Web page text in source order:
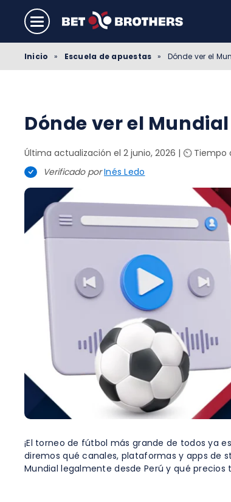
Inicio » Escuela de apuestas » Dónde ver el
Dónde ver el Mundial
Última actualización el 2 junio, 2026 | ⏲️ Tiempo
Verificado porInés Ledo
¡El torneo de fútbol más grande de todos ya
diremos qué canales, plataformas y apps de
Mundial legalmente desde Perú y qué precios